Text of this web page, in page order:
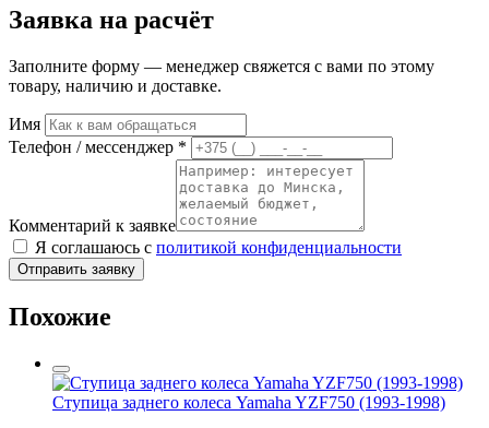
Заявка на расчёт
Заполните форму — менеджер свяжется с вами по этому
товару, наличию и доставке.
Имя
Телефон / мессенджер *
Комментарий к заявке
Я соглашаюсь с политикой конфиденциальности
Отправить заявку
Похожие
Ступица заднего колеса Yamaha YZF750 (1993-1998)